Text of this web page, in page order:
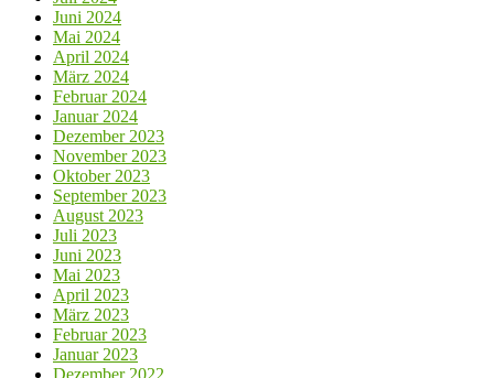
Juni 2024
Mai 2024
April 2024
März 2024
Februar 2024
Januar 2024
Dezember 2023
November 2023
Oktober 2023
September 2023
August 2023
Juli 2023
Juni 2023
Mai 2023
April 2023
März 2023
Februar 2023
Januar 2023
Dezember 2022